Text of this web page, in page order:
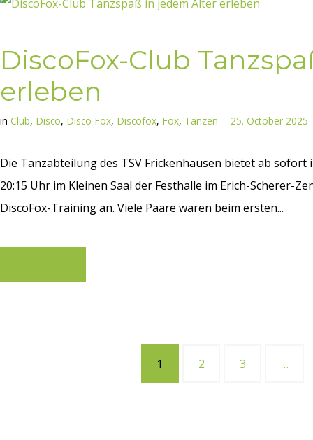
DiscoFox-Club
erleben
in Club, Disco, Disco Fox, Discofox, Fox, Tanzen 25. October 2025
Die Tanzabteilung des TSV Frickenhausen bietet ab sofort
20:15 Uhr im Kleinen Saal der Festhalle im Erich-Scherer-
DiscoFox-Training an. Viele Paare waren beim ersten...
1 2 3 …